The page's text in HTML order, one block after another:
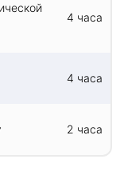
4 часа
4 часа
2 часа